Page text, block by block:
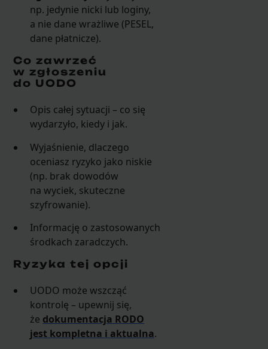
np. jedynie nicki lub loginy,
a nie dane wrażliwe (PESEL,
dane płatnicze).
Co zawrzeć
w zgłoszeniu
do UODO
Opis całej sytuacji – co się
wydarzyło, kiedy i jak.
Wyjaśnienie, dlaczego
oceniasz ryzyko jako niskie
(np. brak dowodów
na wyciek, skuteczne
szyfrowanie).
Informację o zastosowanych
środkach zaradczych.
Ryzyka tej opcji
UODO może wszcząć
kontrolę – upewnij się,
że dokumentacja RODO
jest kompletna i aktualna.